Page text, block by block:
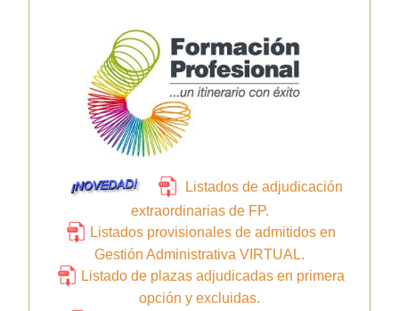
Listados de adjudicación
extraordinarias de FP.
Listados provisionales de admitidos en
Gestión Administrativa VIRTUAL.
Listado de plazas adjudicadas en primera
opción y excluidas.